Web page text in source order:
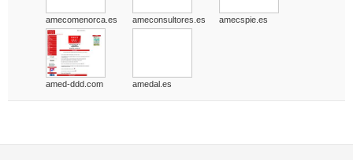
amecomenorca.es ameconsultores.es amecspie.es
amed-ddd.com amedal.es